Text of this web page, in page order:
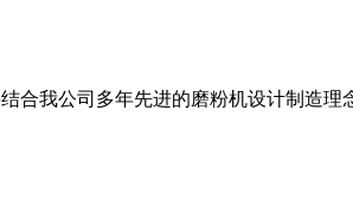
合我公司多年先进的磨粉机设计制造理